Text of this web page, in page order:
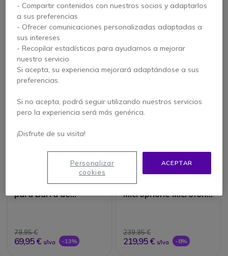
Extensión con Cable
para Room Bar
99,95 € s/Iva
multifuncional
9,95 €
6,95 €
Cleyver Soporte TV
para Barra de
79,95 €
69,95 € s/Iva -13%
Cleyver Wired Ext
Microphone Micrófono
239,95 €
219,95 € s/Iva -8%
- Compartir contenidos con nuestros socios y adaptarlos
a sus preferencias
- Ofrecer comunicaciones personalizadas adaptadas a
sus intereses
- Recopilar estadísticas para ayudarnos a mejorar
nuestro servicio
Si acepta, su experiencia mejorará adaptándose a sus
preferencias.
Si no acepta, podrá seguir utilizando nuestros servicios
pero la experiencia será más genérica.
¡Disfrute de su visita!
ACEPTAR
Personalizar
cookies